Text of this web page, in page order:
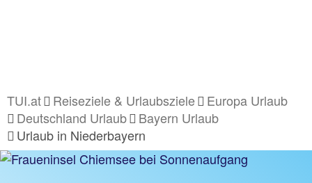
TUI.at Reiseziele & Urlaubsziele
Europa Urlaub
Deutschland Urlaub
Bayern Urlaub
Urlaub in Niederbayern